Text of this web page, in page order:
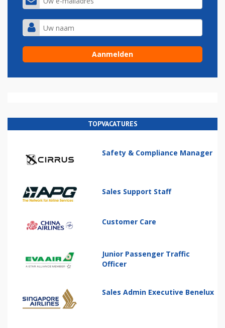
TOPVACATURES
Safety & Compliance Manager
Sales Support Staff
Customer Care
Junior Passenger Traffic
Officer
Sales Admin Executive Benelux